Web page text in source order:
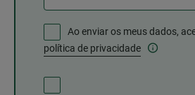
Ao enviar os meus dados,
política de privacidade